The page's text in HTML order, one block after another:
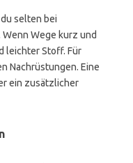
selten bei
Wege kurz und
leichter Stoff. Für
Nachrüstungen. Eine
ein zusätzlicher